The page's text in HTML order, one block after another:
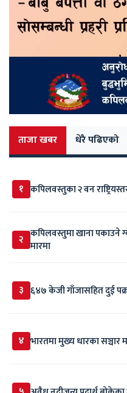
ताजा खबर धेरै पढिएको
१ कपिलवस्तुका २ वन
२ कपिलवस्तुमा खाना पकाउने
मारमा
३ ६४७ केजी गाँजासहित दुई
४ भारतमा मुख्य धारका सञ्चार